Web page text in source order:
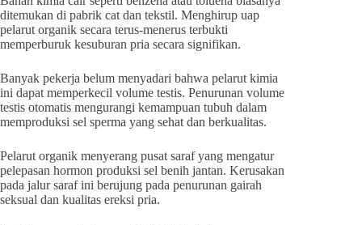
ditemukan di pabrik cat dan tekstil. Menghirup uap
pelarut organik secara terus-menerus terbukti
memperburuk kesuburan pria secara signifikan.
Banyak pekerja belum menyadari bahwa pelarut kimia
ini dapat memperkecil volume testis. Penurunan volume
testis otomatis mengurangi kemampuan tubuh dalam
memproduksi sel sperma yang sehat dan berkualitas.
Pelarut organik menyerang pusat saraf yang mengatur
pelepasan hormon produksi sel benih jantan. Kerusakan
pada jalur saraf ini berujung pada penurunan gairah
seksual dan kualitas ereksi pria.